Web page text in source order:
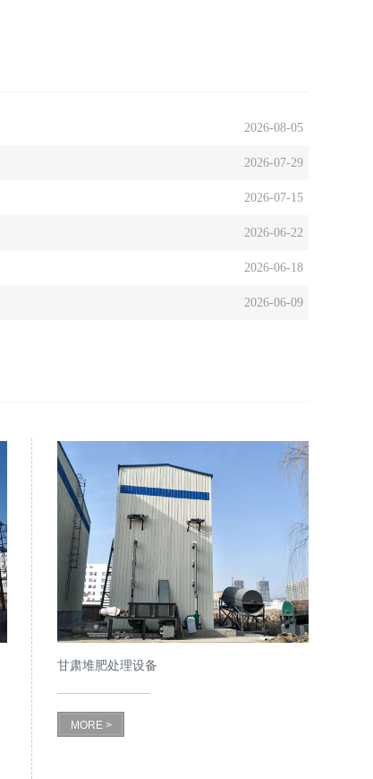
2026-08-05
2026-07-29
2026-07-15
2026-06-22
2026-06-18
2026-06-09
甘肃堆肥处理设备
MORE >